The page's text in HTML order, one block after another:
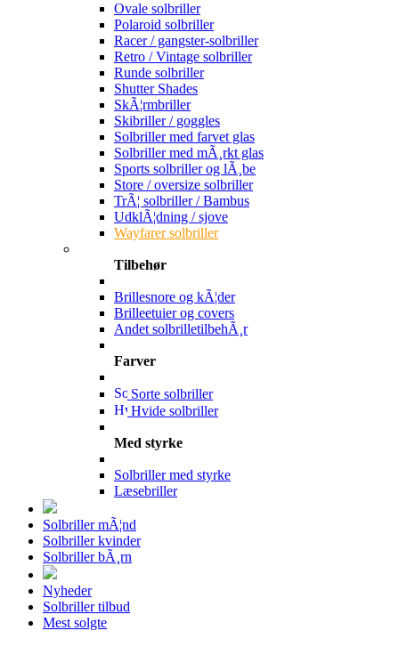
Ovale solbriller
Polaroid solbriller
Racer / gangster-solbriller
Retro / Vintage solbriller
Runde solbriller
Shutter Shades
SkÃ¦rmbriller
Skibriller / goggles
Solbriller med farvet glas
Solbriller med mÃ¸rkt glas
Sports solbriller og lÃ¸be
Store / oversize solbriller
TrÃ¦ solbriller / Bambus
UdklÃ¦dning / sjove
Wayfarer solbriller
Tilbehør
Brillesnore og kÃ¦der
Brilleetuier og covers
Andet solbrilletilbehÃ¸r
Farver
Sorte solbriller
Hvide solbriller
Med styrke
Solbriller med styrke
Læsebriller
Solbriller mÃ¦nd
Solbriller kvinder
Solbriller bÃ¸rn
Nyheder
Solbriller tilbud
Mest solgte